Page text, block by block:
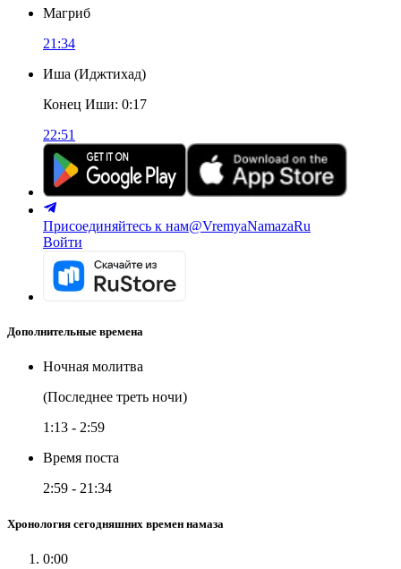
Магриб
21:34
Иша (Иджтихад)
Конец Иши: 0:17
22:51
Присоединяйтесь к нам@VremyaNamazaRu
Войти
Дополнительные времена
Ночная молитва
(Последнее треть ночи)
1:13 - 2:59
Время поста
2:59 - 21:34
Хронология сегодняшних времен намаза
0:00